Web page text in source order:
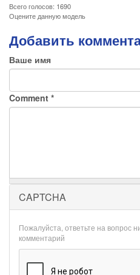
Всего голосов: 1690
Оцените данную модель
Добавить
Ваше имя
Comment *
CAPTCHA
Пожалуйста, ответьте на вопрос
комментарий